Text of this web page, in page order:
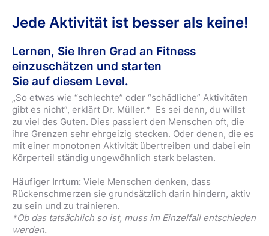
Jede Aktivität ist besser als keine!
Lernen, Sie Ihren Grad an Fitness
einzuschätzen und starten
Sie auf diesem Level.
„So etwas wie “schlechte” oder “schädliche” Aktivitäten
gibt es nicht”, erklärt Dr. Müller.* Es sei denn, du willst
zu viel des Guten. Dies passiert den Menschen oft, die
ihre Grenzen sehr ehrgeizig stecken. Oder denen, die es
mit einer monotonen Aktivität übertreiben und dabei ein
Körperteil ständig ungewöhnlich stark belasten.
Häufiger Irrtum: Viele Menschen denken, dass
Rückenschmerzen sie grundsätzlich darin hindern, aktiv
zu sein und zu trainieren.
*Ob das tatsächlich so ist, muss im Einzelfall entschieden
werden.